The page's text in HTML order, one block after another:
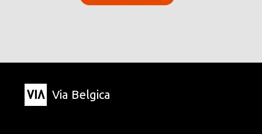
Via Belgica